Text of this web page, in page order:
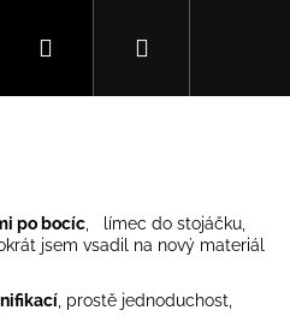
Přihlášení
po bocíc , límec do stojáčku,
jsem vsadil na nový materiál
, prostě jednoduchost,